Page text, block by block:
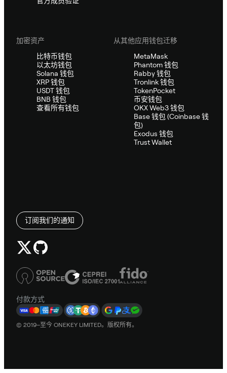
加密资产
比特币钱包
以太坊钱包
Solana 钱包
XRP 钱包
USDT 钱包
BNB 钱包
查看所有钱包
从其他应用钱包迁移
MetaMask
Phantom 钱包
Rabby 钱包
Tronlink 钱包
TokenPocket
币安钱包
OKX Web3 钱包
Base 钱包 (Coinbase 钱
包)
Exodus 钱包
Trust Wallet
订阅我们的通知
付款方式
© 2019–至今 ONEKEY LIMITED。版权所有。